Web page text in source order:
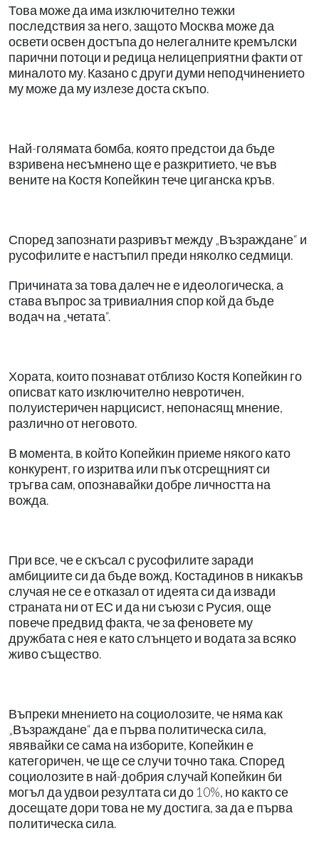
Това може да има изключително тежки
последствия за него, защото Москва може да
освети освен достъпа до нелегалните кремълски
парични потоци и редица нелицеприятни факти от
миналото му. Казано с други думи неподчинението
му може да му излезе доста скъпо.
Най-голямата бомба, която предстои да бъде
взривена несъмнено ще е разкритието, че във
вените на Костя Копейкин тече циганска кръв.
Според запознати разривът между „Възраждане“ и
русофилите е настъпил преди няколко седмици.
Причината за това далеч не е идеологическа, а
става въпрос за тривиалния спор кой да бъде
водач на „четата“.
Хората, които познават отблизо Костя Копейкин го
описват като изключително невротичен,
полуистеричен нарцисист, непонасящ мнение,
различно от неговото.
В момента, в който Копейкин приеме някого като
конкурент, го изритва или пък отсрещният си
тръгва сам, опознавайки добре личността на
вожда.
При все, че е скъсал с русофилите заради
амбициите си да бъде вожд, Костадинов в никакъв
случая не се е отказал от идеята си да извади
страната ни от ЕС и да ни съюзи с Русия, още
повече предвид факта, че за феновете му
дружбата с нея е като слънцето и водата за всяко
живо същество.
Въпреки мнението на социолозите, че няма как
„Възраждане“ да е първа политическа сила,
явявайки се сама на изборите, Копейкин е
категоричен, че ще се случи точно така. Според
социолозите в най-добрия случай Копейкин би
могъл да удвои резултата си до 10%, но както се
досещате дори това не му достига, за да е първа
политическа сила.